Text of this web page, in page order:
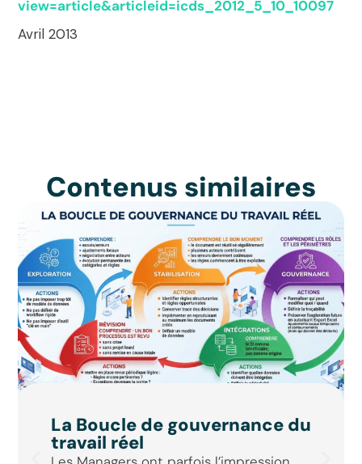
view=article&articleid=icds_2012_5_10_10097
Avril 2013
Contenus similaires
La Boucle de gouvernance du
travail réel